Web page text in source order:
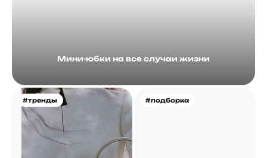
Мини-юбки на все случаи жизни
#тренды #подборка